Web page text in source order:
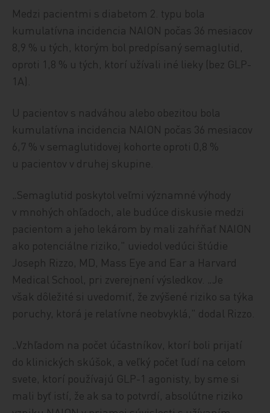
Medzi pacientmi s diabetom 2. typu bola
kumulatívna incidencia NAION počas 36 mesiacov
8,9 % u tých, ktorým bol predpísaný semaglutid,
oproti 1,8 % u tých, ktorí užívali iné lieky (bez GLP-
1A).
U pacientov s nadváhou alebo obezitou bola
kumulatívna incidencia NAION počas 36 mesiacov
6,7 % v semaglutidovej kohorte oproti 0,8 %
u pacientov v druhej skupine.
„Semaglutid poskytol veľmi významné výhody
v mnohých ohľadoch, ale budúce diskusie medzi
pacientom a jeho lekárom by mali zahŕňať NAION
ako potenciálne riziko," uviedol vedúci štúdie
Joseph Rizzo, MD, Mass Eye and Ear a Harvard
Medical School, pri zverejnení výsledkov. „Je
však dôležité si uvedomiť, že zvýšené riziko sa týka
poruchy, ktorá je relatívne neobvyklá," dodal Rizzo.
„Vzhľadom na počet účastníkov, ktorí boli prijatí
do klinických skúšok, a veľký počet ľudí na celom
svete, ktorí používajú GLP-1 agonisty, by sme si
mali byť istí, že ak sa to potvrdí, absolútne riziko